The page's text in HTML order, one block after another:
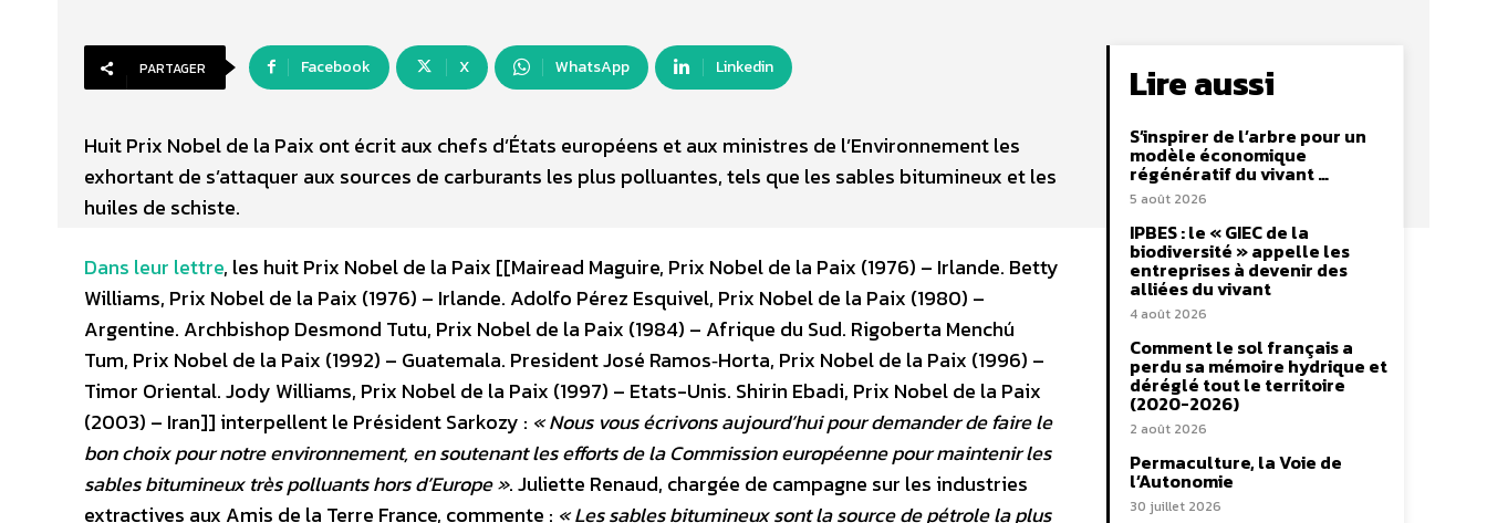
PARTAGER Facebook X WhatsApp Linkedin
Huit Prix Nobel de la Paix ont écrit aux chefs d’États européens et aux ministres de l’Environnement les
exhortant de s’attaquer aux sources de carburants les plus polluantes, tels que les sables bitumineux et les
huiles de schiste.
Dans leur lettre, les huit Prix Nobel de la Paix [[Mairead Maguire, Prix Nobel de la Paix (1976) – Irlande. Betty
Williams, Prix Nobel de la Paix (1976) – Irlande. Adolfo Pérez Esquivel, Prix Nobel de la Paix (1980) –
Argentine. Archbishop Desmond Tutu, Prix Nobel de la Paix (1984) – Afrique du Sud. Rigoberta Menchú
Tum, Prix Nobel de la Paix (1992) – Guatemala. President José Ramos‐Horta, Prix Nobel de la Paix (1996) –
Timor Oriental. Jody Williams, Prix Nobel de la Paix (1997) – Etats-Unis. Shirin Ebadi, Prix Nobel de la Paix
(2003) – Iran]] interpellent le Président Sarkozy : « Nous vous écrivons aujourd’hui pour demander de faire le
bon choix pour notre environnement, en soutenant les efforts de la Commission européenne pour maintenir les
sables bitumineux très polluants hors d’Europe ». Juliette Renaud, chargée de campagne sur les industries
extractives aux Amis de la Terre France, commente : « Les sables bitumineux sont la source de pétrole la plus
Lire aussi
S’inspirer de l’arbre pour un
modèle économique
régénératif du vivant …
5 août 2026
IPBES : le « GIEC de la
biodiversité » appelle les
entreprises à devenir des
alliées du vivant
4 août 2026
Comment le sol français a
perdu sa mémoire hydrique et
déréglé tout le territoire
(2020-2026)
2 août 2026
Permaculture, la Voie de
l’Autonomie
30 juillet 2026